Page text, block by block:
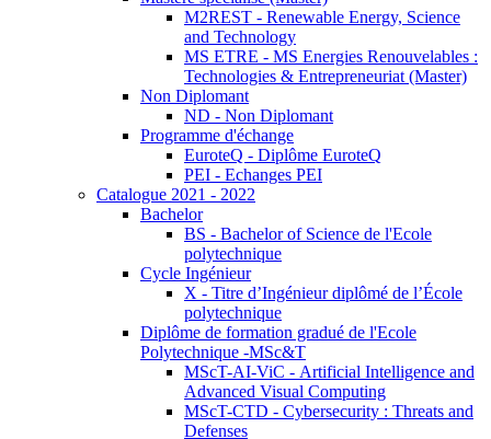
M2REST - Renewable Energy, Science
and Technology
MS ETRE - MS Energies Renouvelables :
Technologies & Entrepreneuriat (Master)
Non Diplomant
ND - Non Diplomant
Programme d'échange
EuroteQ - Diplôme EuroteQ
PEI - Echanges PEI
Catalogue 2021 - 2022
Bachelor
BS - Bachelor of Science de l'Ecole
polytechnique
Cycle Ingénieur
X - Titre d’Ingénieur diplômé de l’École
polytechnique
Diplôme de formation gradué de l'Ecole
Polytechnique -MSc&T
MScT-AI-ViC - Artificial Intelligence and
Advanced Visual Computing
MScT-CTD - Cybersecurity : Threats and
Defenses